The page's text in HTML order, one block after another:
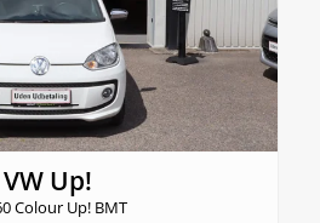
VW Up!
Colour Up! BMT